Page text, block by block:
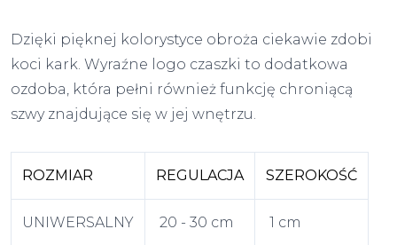
Dzięki pięknej kolorystyce obroża ciekawie zdobi
koci kark. Wyraźne logo czaszki to dodatkowa
ozdoba, która pełni również funkcję chroniącą
szwy znajdujące się w jej wnętrzu.
ROZMIAR REGULACJA SZEROKOŚĆ
UNIWERSALNY 20 - 30 cm 1 cm